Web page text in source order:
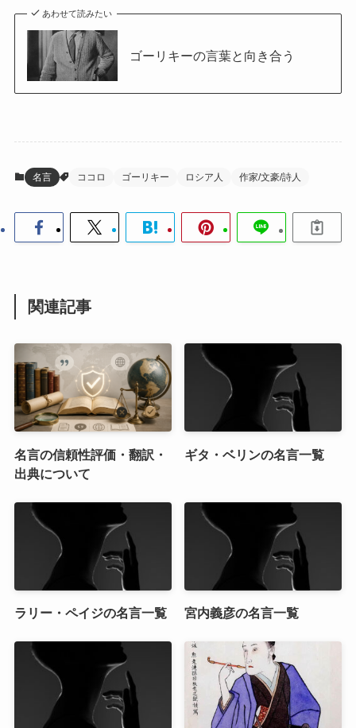
あわせて読みたい
ゴーリキーの言葉と向き合う
名言 ココロ ゴーリキー ロシア人 作家/文豪/詩人
関連記事
名言の信頼性評価・翻訳・
出典について
ギタ・ベリンの名言一覧
ラリー・ペイジの名言一覧 宮内義彦の名言一覧